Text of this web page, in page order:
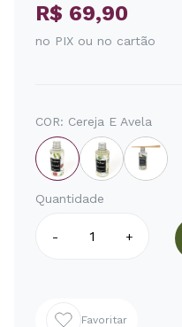
R$ 69,90
no PIX ou no cartão
COR: Cereja E Avela
Quantidade
- +
Favoritar